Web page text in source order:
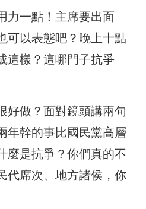
力一點！主席要出面
可以表態吧？晚上十點
這樣？這哪門子抗爭
好做？面對鏡頭講兩句
年幹的事比國民黨高層
麼是抗爭？你們真的不
代席次、地方諸侯，你